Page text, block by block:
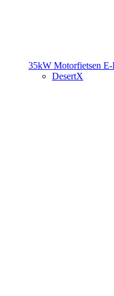
35kW Motorfietsen
DesertX